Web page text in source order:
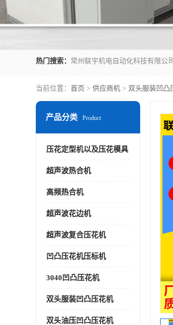
热门搜索：
当前位置： 首页 > 供应商机 > 双头服装凹凸
产品分类 Product
压花定型机以及压花模具
超声波热合机
高频热合机
超声波花边机
超声波复合压花机
凹凸压花机压标机
3040凹凸压花机
双头服装凹凸压花机
双头油压凹凸压花机